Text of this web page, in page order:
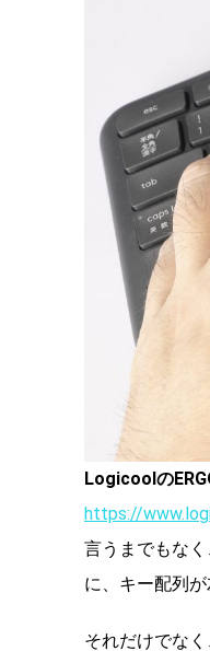
Logicoolの
https://
言うまでもな
に、キー配列が
それだけでな